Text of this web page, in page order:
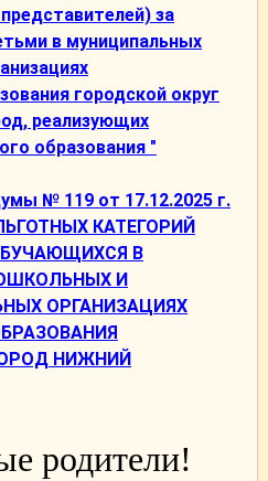
за
в муниципальных
городской округ
реализующих
образования "
№ 119 от 17.12.2025 г.
КАТЕГОРИЙ
В
И
ОРГАНИЗАЦИЯХ
НИЖНИЙ
родители!